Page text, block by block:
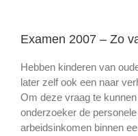
Examen 2007 – Zo
Hebben kinderen van
later zelf ook een naar
Om deze vraag te
onderzoeker de
arbeidsinkomen binnen